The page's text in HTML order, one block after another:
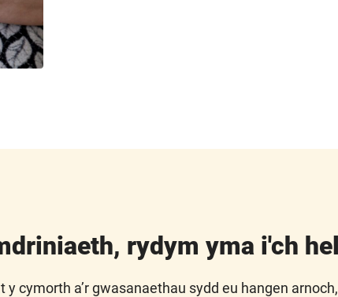
rydym yma i'ch
cymorth a’r gwasanaethau sydd eu hangen